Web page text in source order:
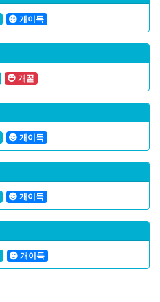
개이득
개꿀
개이득
개이득
개이득